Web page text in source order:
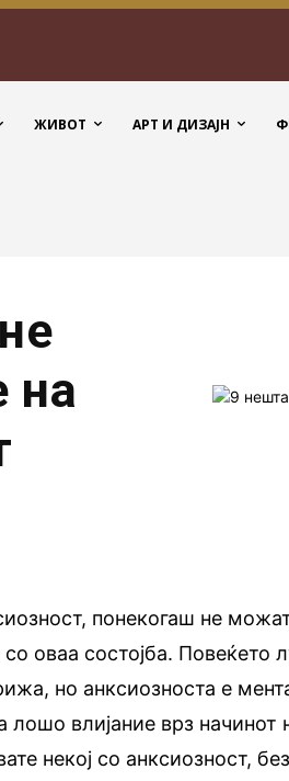
ЖИВОТ АРТ И ДИЗАЈН
на
понекогаш не
оваа состојба. Повеќето
но анксиозноста е
влијание врз начинот
некој со анксиозност,